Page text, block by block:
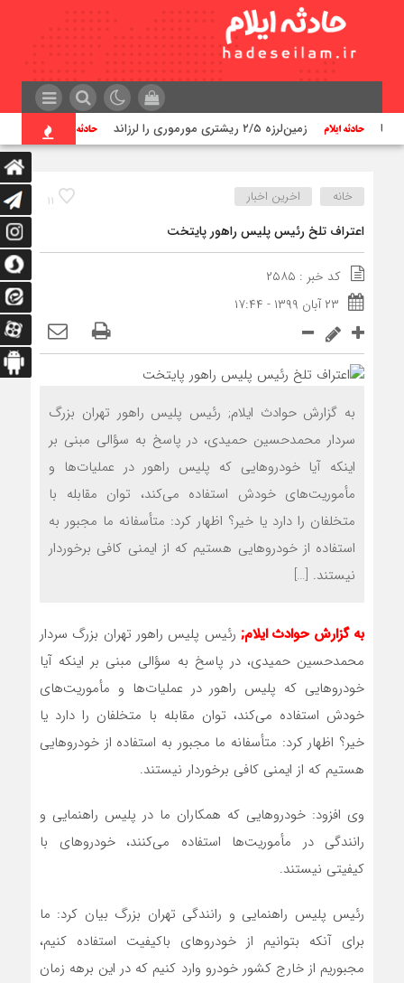
زمین‌لرزه ۲/۵ ریشتری مورموری را لرزاند ۹۳ نقطه در استان ایلام مورد تهاجم قرار گرفته است
۱۱ خانه اخرین اخبار
اعتراف تلخ رئیس پلیس راهور پایتخت
کد خبر : ۲۵۸۵
۲۳ آبان ۱۳۹۹ - ۱۷:۴۴
به گزارش حوادث ایلام; رئیس پلیس راهور تهران بزرگ
سردار محمدحسین حمیدی، در پاسخ به سؤالی مبنی بر
اینکه آیا خودروهایی که پلیس راهور در عملیات‌ها و
مأموریت‌های خودش استفاده می‌کند، توان مقابله با
متخلفان را دارد یا خیر؟ اظهار کرد: متأسفانه ما مجبور به
استفاده از خودروهایی هستیم که از ایمنی کافی برخوردار
نیستند. […]
به گزارش حوادث ایلام; رئیس پلیس راهور تهران بزرگ سردار
محمدحسین حمیدی، در پاسخ به سؤالی مبنی بر اینکه آیا
خودروهایی که پلیس راهور در عملیات‌ها و مأموریت‌های
خودش استفاده می‌کند، توان مقابله با متخلفان را دارد یا
خیر؟ اظهار کرد: متأسفانه ما مجبور به استفاده از خودروهایی
هستیم که از ایمنی کافی برخوردار نیستند.
وی افزود: خودروهایی که همکاران ما در پلیس راهنمایی و
رانندگی در مأموریت‌ها استفاده می‌کنند، خودروهای با
کیفیتی نیستند.
رئیس پلیس راهنمایی و رانندگی تهران بزرگ بیان کرد: ما
برای آنکه بتوانیم از خودروهای باکیفیت استفاده کنیم،
مجبوریم از خارج کشور خودرو وارد کنیم که در این برهه زمان